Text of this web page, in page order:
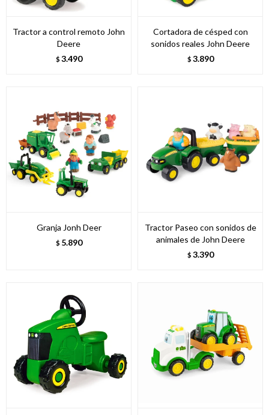
Tractor a control remoto John
Deere
$ 3.490
Cortadora de césped con
sonidos reales John Deere
$ 3.890
Granja Jonh Deer
$ 5.890
Tractor Paseo con sonidos de
animales de John Deere
$ 3.390